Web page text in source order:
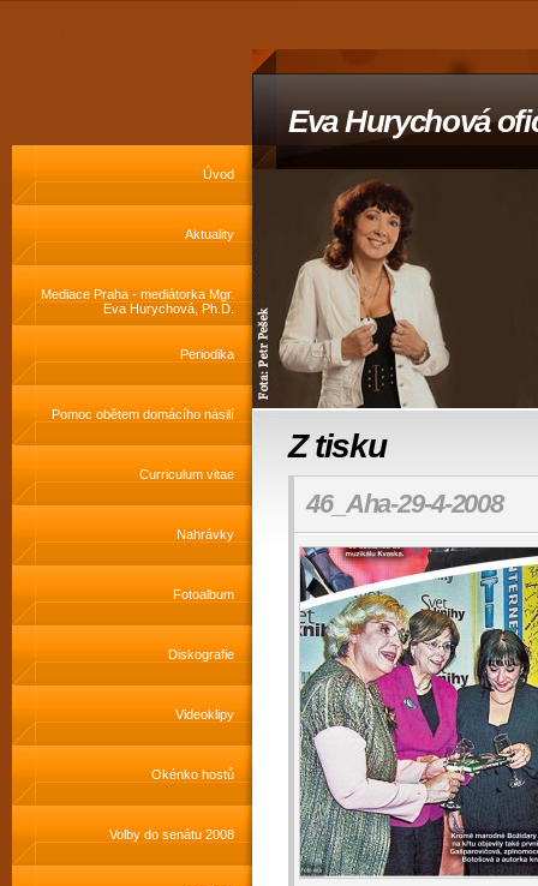
Eva Hurychová
Úvod
Aktuality
Mediace Praha - mediátorka Mgr.
Eva Hurychová, Ph.D.
Periodika
Pomoc obětem domácího násilí
Curriculum vitae
Nahrávky
Fotoalbum
Diskografie
Videoklipy
Okénko hostů
Volby do senátu 2008
Z tisku
46_Aha-29-4-2008